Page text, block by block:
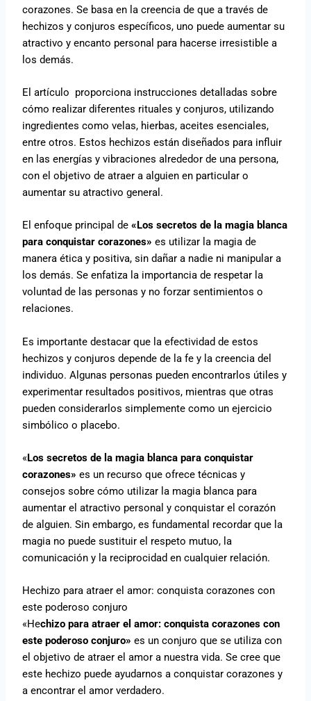
corazones. Se basa en la creencia de que a través de
hechizos y conjuros específicos, uno puede aumentar su
atractivo y encanto personal para hacerse irresistible a
los demás.
El artículo proporciona instrucciones detalladas sobre
cómo realizar diferentes rituales y conjuros, utilizando
ingredientes como velas, hierbas, aceites esenciales,
entre otros. Estos hechizos están diseñados para influir
en las energías y vibraciones alrededor de una persona,
con el objetivo de atraer a alguien en particular o
aumentar su atractivo general.
El enfoque principal de«Los secretos de la magia blanca
para conquistar corazones» es utilizar la magia de
manera ética y positiva, sin dañar a nadie ni manipular a
los demás. Se enfatiza la importancia de respetar la
voluntad de las personas y no forzar sentimientos o
relaciones.
Es importante destacar que la efectividad de estos
hechizos y conjuros depende de la fe y la creencia del
individuo. Algunas personas pueden encontrarlos útiles y
experimentar resultados positivos, mientras que otras
pueden considerarlos simplemente como un ejercicio
simbólico o placebo.
«Los secretos de la magia blanca para conquistar
corazones» es un recurso que ofrece técnicas y
consejos sobre cómo utilizar la magia blanca para
aumentar el atractivo personal y conquistar el corazón
de alguien. Sin embargo, es fundamental recordar que la
magia no puede sustituir el respeto mutuo, la
comunicación y la reciprocidad en cualquier relación.
Hechizo para atraer el amor: conquista corazones con
este poderoso conjuro
«Hechizo para atraer el amor: conquista corazones con
este poderoso conjuro» es un conjuro que se utiliza con
el objetivo de atraer el amor a nuestra vida. Se cree que
este hechizo puede ayudarnos a conquistar corazones y
a encontrar el amor verdadero.